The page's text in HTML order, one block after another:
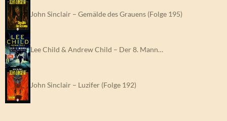
John Sinclair – Gemälde des Grauens (Folge 195)
Lee Child & Andrew Child – Der 8. Mann…
John Sinclair – Luzifer (Folge 192)